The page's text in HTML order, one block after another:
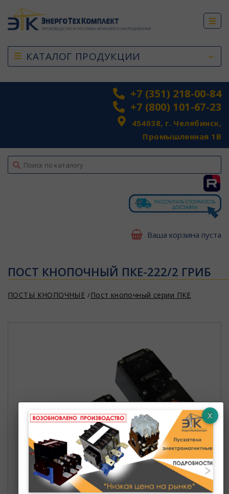
КАТАЛОГ ПРОДУКЦИИ
+7 (351) 218-00-84
+7 (800) 101-67-23
454038, г. Челябинск,
Промышленная 1В
top
Ваша корзина пуста
ПОСТ КНОПОЧНЫЙ ПКЕ-222/2 ГРИБ
ПОСТЫ КНОПОЧНЫЕ Пост кнопочный серии ПКЕ